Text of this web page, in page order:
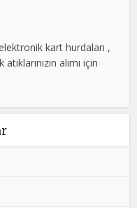
kart hurdaları ,
alımı için